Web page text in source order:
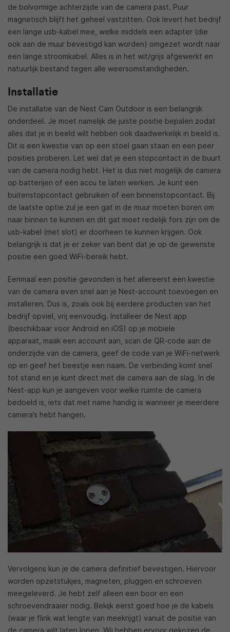
de bolvormige achterzijde van de camera past. Puur
magnetisch blijft het geheel vastzitten. Ook levert het bedrijf
een lange usb-kabel mee, welke middels een adapter (die
ook aan de muur bevestigd kan worden) omgezet wordt naar
een lange stroomkabel. Alles is in het wit/grijs afgewerkt en
natuurlijk bestand tegen alle weersomstandigheden.
Installatie
De installatie van de Nest Cam Outdoor is een belangrijk
onderdeel. Je moet namelijk de juiste positie bepalen zodat
alles dat je in beeld wilt hebben ook daadwerkelijk in beeld is.
Dit is een kwestie van op een stoel gaan staan en een peer
posities proberen. Let wel dat je een stopcontact in de buurt
van de camera nodig hebt. Het is dus niet mogelijk de camera
op batterijen of een accu te laten werken. Je kunt een
buitenstopcontact gebruiken of een binnenstopcontact. Bij
de laatste optie zul je een gat in de muur moeten boren om
naar binnen te kunnen en dit gat moet redelijk fors zijn om de
usb-kabel (met slot) er doorheen te kunnen krijgen. Ook
belangrijk is dat je er zeker van bent dat je op de gewenste
positie een goed WiFi-bereik hebt.
Eenmaal een positie gevonden is het allereerst een kwestie
van de camera even snel aan je Nest-account toevoegen en
installeren. Dus is, zoals ook bij eerdere producten van het
bedrijf opviel, vrij eenvoudig. Installeer de Nest app
(beschikbaar voor Android en iOS) op je mobiele
apparaat, maak een account aan, scan de QR-code aan de
onderzijde van de camera, geef de code van je WiFi-netwerk
op en geef het beestje een naam. De verbinding komt snel
tot stand en je kunt direct met de camera aan de slag. In de
Nest-app kun je aangeven voor welke ruimte de camera
bedoeld is, iets dat met name handig is wanneer je meerdere
camera’s hebt hangen.
Vervolgens kun je de camera definitief bevestigen. Hiervoor
worden opzetstukjes, magneten, pluggen en schroeven
meegeleverd. Je hebt zelf alleen een boor en een
schroevendraaier nodig. Bekijk eerst goed hoe je de kabels
(waar je flink wat lengte van meekrijgt) vanuit de positie van